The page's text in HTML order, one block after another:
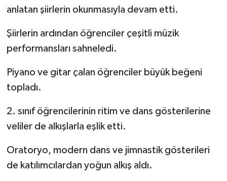
anlatan şiirlerin okunmasıyla devam etti.
Şiirlerin ardından öğrenciler çeşitli müzik
performansları sahneledi.
Piyano ve gitar çalan öğrenciler büyük beğeni
topladı.
2. sınıf öğrencilerinin ritim ve dans gösterilerine
veliler de alkışlarla eşlik etti.
Oratoryo, modern dans ve jimnastik gösterileri
de katılımcılardan yoğun alkış aldı.